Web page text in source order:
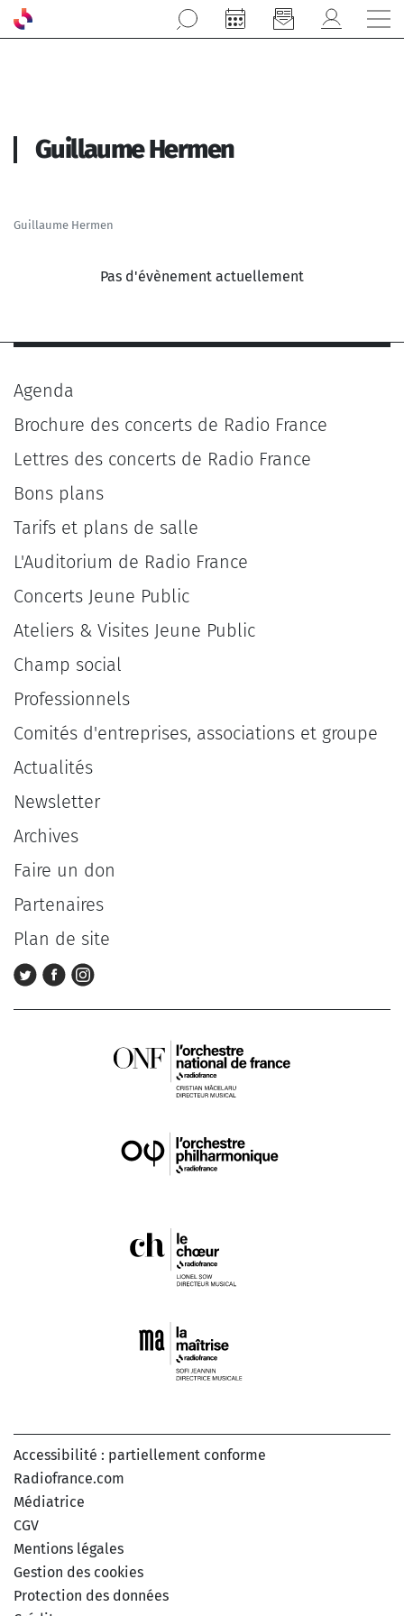
Aller au contenu principal
Guillaume Hermen
Guillaume Hermen
Pas d'évènement actuellement
Agenda
Brochure des concerts de Radio France
Lettres des concerts de Radio France
Bons plans
Tarifs et plans de salle
L'Auditorium de Radio France
Concerts Jeune Public
Ateliers & Visites Jeune Public
Champ social
Professionnels
Comités d'entreprises, associations et groupe
Actualités
Newsletter
Archives
Faire un don
Partenaires
Plan de site
Accessibilité : partiellement conforme
Radiofrance.com
Médiatrice
CGV
Mentions légales
Gestion des cookies
Protection des données